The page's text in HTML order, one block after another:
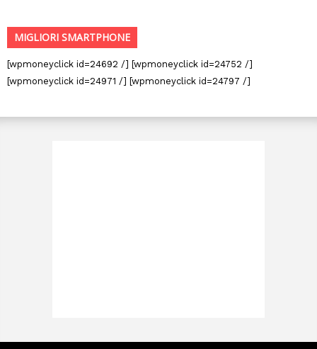
MIGLIORI SMARTPHONE
[wpmoneyclick id=24692 /] [wpmoneyclick id=24752 /]
[wpmoneyclick id=24971 /] [wpmoneyclick id=24797 /]